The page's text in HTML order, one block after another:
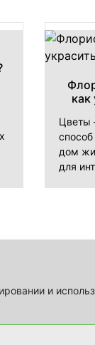
как
Цветы
способ
дом
для
и